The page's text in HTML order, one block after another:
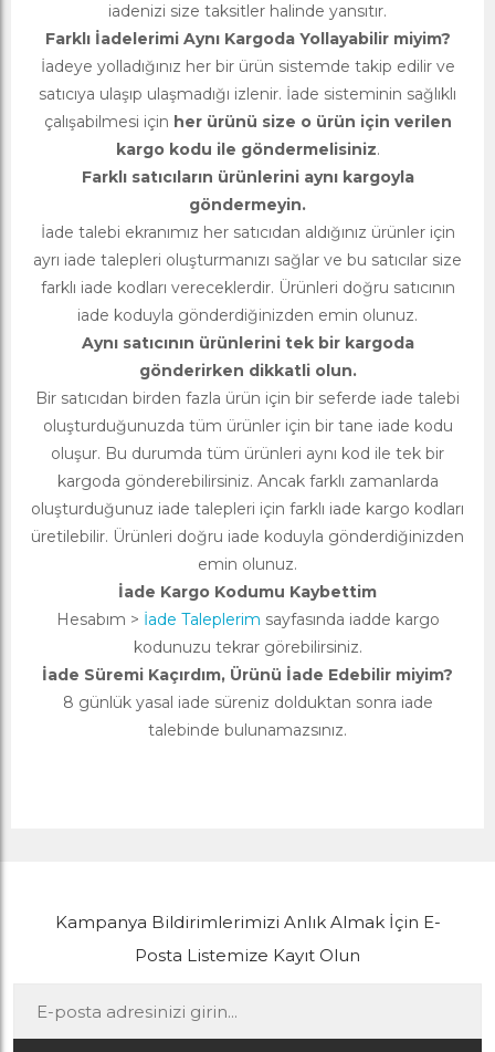
iadenizi size taksitler halinde yansıtır.
Farklı İadelerimi Aynı Kargoda Yollayabilir miyim?
İadeye yolladığınız her bir ürün sistemde takip edilir ve
satıcıya ulaşıp ulaşmadığı izlenir. İade sisteminin sağlıklı
çalışabilmesi için her ürünü size o ürün için verilen
kargo kodu ile göndermelisiniz.
Farklı satıcıların ürünlerini aynı kargoyla
göndermeyin.
İade talebi ekranımız her satıcıdan aldığınız ürünler için
ayrı iade talepleri oluşturmanızı sağlar ve bu satıcılar size
farklı iade kodları vereceklerdir. Ürünleri doğru satıcının
iade koduyla gönderdiğinizden emin olunuz.
Aynı satıcının ürünlerini tek bir kargoda
gönderirken dikkatli olun.
Bir satıcıdan birden fazla ürün için bir seferde iade talebi
oluşturduğunuzda tüm ürünler için bir tane iade kodu
oluşur. Bu durumda tüm ürünleri aynı kod ile tek bir
kargoda gönderebilirsiniz. Ancak farklı zamanlarda
oluşturduğunuz iade talepleri için farklı iade kargo kodları
üretilebilir. Ürünleri doğru iade koduyla gönderdiğinizden
emin olunuz.
İade Kargo Kodumu Kaybettim
Hesabım > İade Taleplerim sayfasında iadde kargo
kodunuzu tekrar görebilirsiniz.
İade Süremi Kaçırdım, Ürünü İade Edebilir miyim?
8 günlük yasal iade süreniz dolduktan sonra iade
talebinde bulunamazsınız.
Kampanya Bildirimlerimizi Anlık Almak İçin E-
Posta Listemize Kayıt Olun